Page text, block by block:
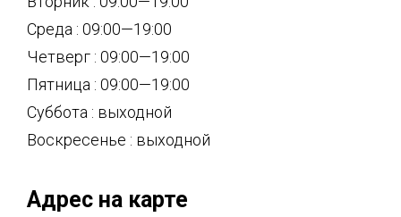
Среда : 09:00—19:00
Четверг : 09:00—19:00
Пятница : 09:00—19:00
Суббота : выходной
Воскресенье : выходной
Адрес на карте